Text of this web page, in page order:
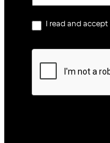
I read and